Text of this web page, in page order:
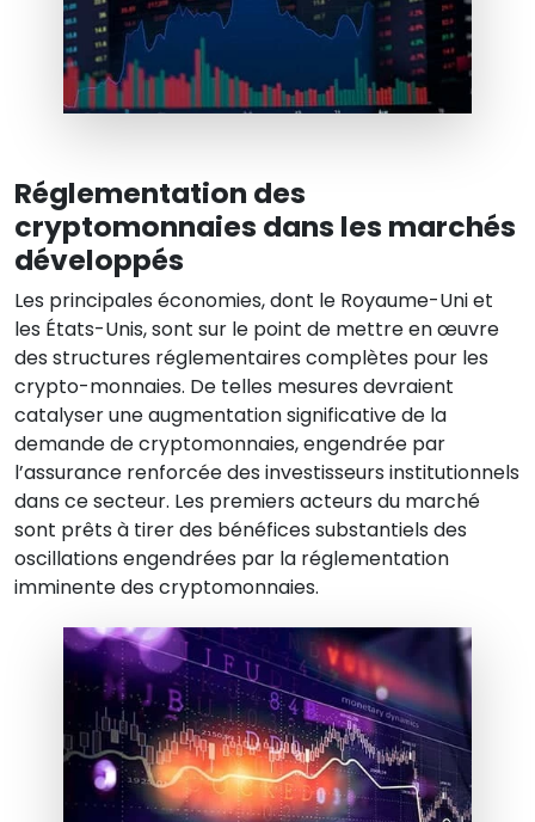
Réglementation des
cryptomonnaies dans les marchés
développés
Les principales économies, dont le Royaume-Uni et
les États-Unis, sont sur le point de mettre en œuvre
des structures réglementaires complètes pour les
crypto-monnaies. De telles mesures devraient
catalyser une augmentation significative de la
demande de cryptomonnaies, engendrée par
l’assurance renforcée des investisseurs institutionnels
dans ce secteur. Les premiers acteurs du marché
sont prêts à tirer des bénéfices substantiels des
oscillations engendrées par la réglementation
imminente des cryptomonnaies.